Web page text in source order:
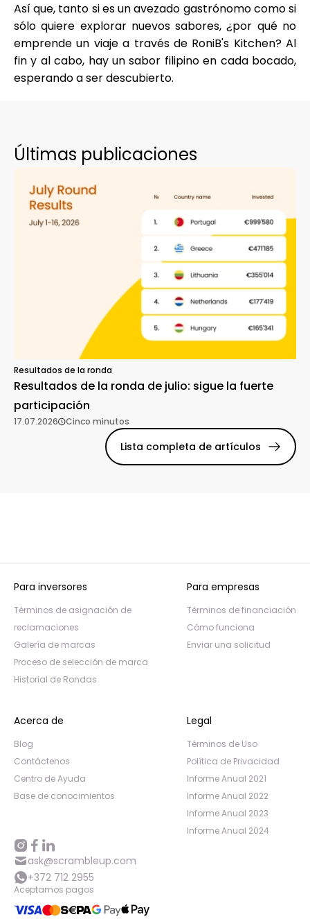
Así que, tanto si es un avezado gastrónomo como si
sólo quiere explorar nuevos sabores, ¿por qué no
emprende un viaje a través de RoniB's Kitchen? Al
fin y al cabo, hay un sabor filipino en cada bocado,
esperando a ser descubierto.
Últimas publicaciones
Resultados de la ronda
Resultados de la ronda de julio: sigue la fuerte
participación
17.07.2026 Cinco minutos
Lista completa de artículos
Para inversores
Términos de asignación de
reclamaciones
Galería de marcas
Proceso de selección de marca
Historial de Rondas
Para empresas
Términos de financiación
Cómo funciona
Enviar una solicitud
Acerca de
Blog
Contáctenos
Centro de Ayuda
Base de conocimientos
Legal
Términos de Uso
Política de Privacidad
Informe Anual 2021
Informe Anual 2022
Informe Anual 2023
Informe Anual 2024
ask@scrambleup.com
+372 712 2955
Aceptamos pagos